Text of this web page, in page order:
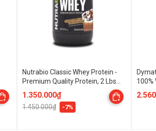
Nutrabio Classic Whey Protein -
Premium Quality Protein, 2 Lbs
(908 Gams)
1.350.000₫
1.450.000₫ -7%
100%
(1.37